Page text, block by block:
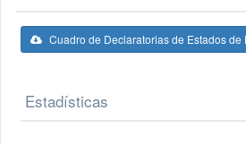
Cuadro de Declaratorias de Estados
Estadísticas